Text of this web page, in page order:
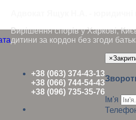
Вирішення спорів у Харкові,
дитини за кордон без згоди
+38 (063) 374-43-13
+38 (066) 744-54-43
+38 (096) 735-35-76
×
Ім'я